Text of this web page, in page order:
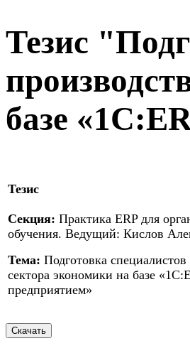
Тезис
базе
Тезис
Секция: Практика ERP для
обучения. Ведущий: Кислов
Тема: Подготовка
сектора экономики на базе
предприятием»